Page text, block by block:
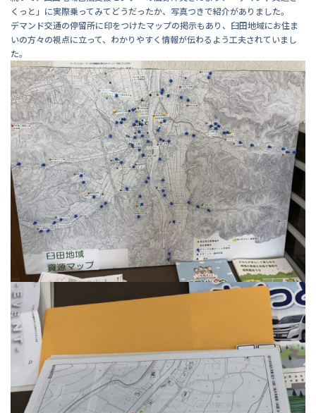
くっと」に実際乗ってみてどうだったか、写真つきで紹介がありました。
デマンド交通の停留所に印をつけたマップの掲示もあり、臼田地域にお住ま
いの方々の視点に立って、わかりやすく情報が伝わるよう工夫されていまし
た。